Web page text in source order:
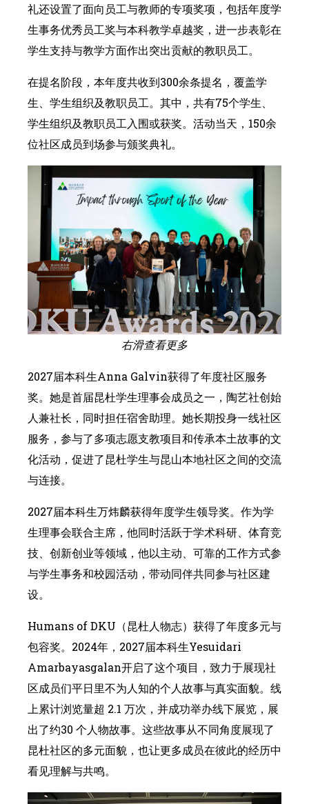
礼还设置了面向员工与教师的专项奖项，包括年度学
生事务优秀员工奖与本科教学卓越奖，进一步表彰在
学生支持与教学方面作出突出贡献的教职员工。
在提名阶段，本年度共收到300余条提名，覆盖学
生、学生组织及教职员工。其中，共有75个学生、
学生组织及教职员工入围或获奖。活动当天，150余
位社区成员到场参与颁奖典礼。
右滑查看更多
2027届本科生Anna Galvin获得了年度社区服务
奖。她是首届昆杜学生理事会成员之一，陶艺社创始
人兼社长，同时担任宿舍助理。她长期投身一线社区
服务，参与了多项志愿支教项目和传承本土故事的文
化活动，促进了昆杜学生与昆山本地社区之间的交流
与连接。
2027届本科生万炜麟获得年度学生领导奖。作为学
生理事会联合主席，他同时活跃于学术科研、体育竞
技、创新创业等领域，他以主动、可靠的工作方式参
与学生事务和校园活动，带动同伴共同参与社区建
设。
Humans of DKU（昆杜人物志）获得了年度多元与
包容奖。2024年，2027届本科生Yesuidari
Amarbayasgalan开启了这个项目，致力于展现社
区成员们平日里不为人知的个人故事与真实面貌。线
上累计浏览量超 2.1 万次，并成功举办线下展览，展
出了约30 个人物故事。这些故事从不同角度展现了
昆杜社区的多元面貌，也让更多成员在彼此的经历中
看见理解与共鸣。